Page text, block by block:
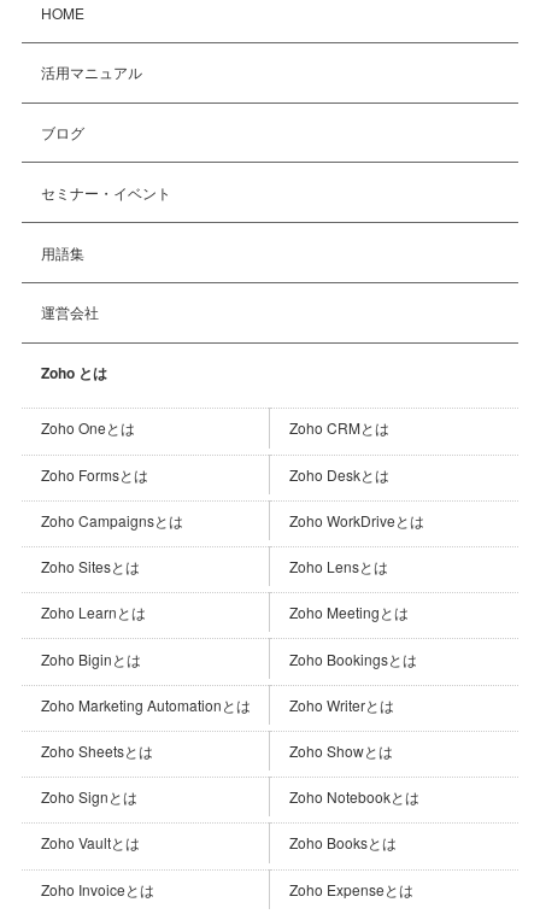
HOME
活用マニュアル
ブログ
セミナー・イベント
用語集
運営会社
Zoho とは
Zoho Oneとは Zoho CRMとは
Zoho Formsとは Zoho Deskとは
Zoho Campaignsとは Zoho WorkDriveとは
Zoho Sitesとは Zoho Lensとは
Zoho Learnとは Zoho Meetingとは
Zoho Biginとは Zoho Bookingsとは
Zoho Marketing Automationとは Zoho Writerとは
Zoho Sheetsとは Zoho Showとは
Zoho Signとは Zoho Notebookとは
Zoho Vaultとは Zoho Booksとは
Zoho Invoiceとは Zoho Expenseとは